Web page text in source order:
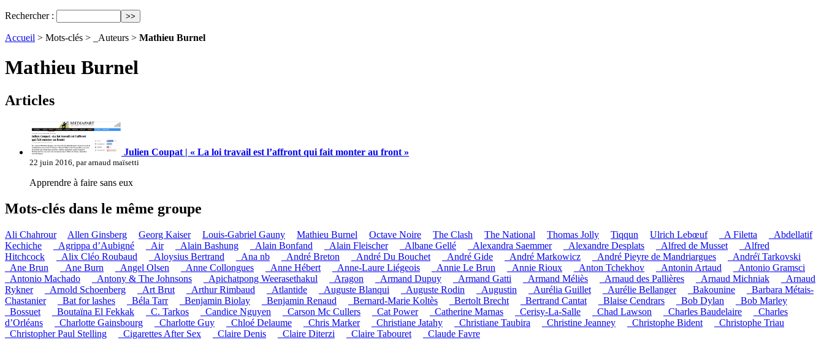
Rechercher :
Accueil > Mots-clés > _Auteurs > Mathieu Burnel
Mathieu Burnel
Articles
Julien Coupat | « La loi travail est l’affront qui fait monter au front »
22 juin 2016, par arnaud maïsetti
Apprendre à faire sans eux
Mots-clés dans le même groupe
Ali Chahrour Allen Ginsberg Georg Kaiser Louis-Gabriel Gauny Mathieu Burnel Octave Noire The Clash The National Thomas Jolly Tiqqun Ulrich Lebœuf _A Filetta
_Abdellatif
Kechiche
_Agrippa d’Aubigné _Air _Alain Bashung _Alain Bonfand _Alain Fleischer _Albane Gellé _Alexandra Saemmer _Alexandre Desplats _Alfred de Musset
_Alfred
Hitchcock
_Alix Cléo Roubaud _Aloysius Bertrand _Ana nb _André Breton _André Du Bouchet _André Gide _André Markowicz _André Pieyre de Mandriargues
_Andréï Tarkovski
_Ane Brun
_Ane Burn _Angel Olsen _Anne Collongues _Anne Hébert _Anne-Laure Liégeois _Annie Le Brun _Annie Rioux _Anton Tchekhov _Antonin Artaud
_Antonio Gramsci
_Antonio Machado
_Antony & The Johnsons _Apichatpong Weerasethakul _Aragon _Armand Dupuy _Armand Gatti _Armand Méliès _Arnaud des Pallières _Arnaud Michniak
_Arnaud
Rykner
_Arnold Schoenberg _Art Brut _Arthur Rimbaud _Atlantide _Auguste Blanqui _Auguste Rodin _Augustin _Aurélia Guillet _Aurélie Bellanger _Bakounine
_Barbara Métais-
Chastanier
_Bat for lashes _Béla Tarr _Benjamin Biolay _Benjamin Renaud _Bernard-Marie Koltès _Bertolt Brecht _Bertrand Cantat _Blaise Cendrars _Bob Dylan
_Bob Marley
_Bossuet
_Boutaïna El Fekkak _C. Tarkos _Candice Nguyen _Carson Mc Cullers _Cat Power _Catherine Marnas _Cerisy-La-Salle _Chad Lawson _Charles Baudelaire
_Charles
d’Orléans
_Charlotte Gainsbourg _Charlotte Guy _Chloé Delaume _Chris Marker _Christiane Jatahy _Christiane Taubira _Christine Jeanney _Christophe Bident
_Christophe Triau
_Christopher Paul Stelling
_Cigarettes After Sex _Claire Denis _Claire Diterzi _Claire Tabouret
_Claude Favre